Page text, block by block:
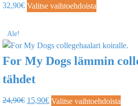
32,90€ Valitse vaihtoehdoista
Ale!
For My Dogs lämmin
tähdet
24,90€ 15,90€ Valitse vaihtoehdoista